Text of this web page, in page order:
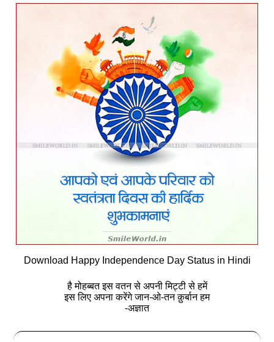
Download Happy Independence Day Status in Hindi
है मोहब्बत इस वतन से अपनी मिट्टी से हमें
इस लिए अपना करेंगे जान-ओ-तन क़ुर्बान हम
-अज्ञात